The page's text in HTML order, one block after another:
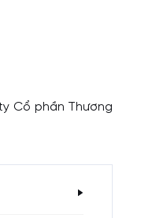
Cổ phần Thương